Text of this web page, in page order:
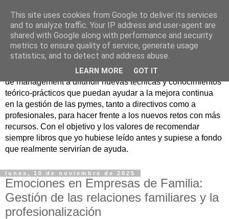
Nuevo Viernes - Nuevo
Libro
Nace con la misión de ayudar mediante la lectura de libros
de management a difundir nuevas técnicas y conocimientos
teórico-prácticos que puedan ayudar a la mejora continua
en la gestión de las pymes, tanto a directivos como a
profesionales, para hacer frente a los nuevos retos con más
recursos. Con el objetivo y los valores de recomendar
siempre libros que yo hubiese leído antes y supiese a fondo
que realmente servirían de ayuda.
lunes, 10 de noviembre de 2025
Emociones en Empresas de Familia:
Gestión de las relaciones familiares y la
profesionalización
This site uses cookies from Google to deliver its services
and to analyze traffic. Your IP address and user-agent are
shared with Google along with performance and security
metrics to ensure quality of service, generate usage
statistics, and to detect and address abuse.
LEARN MORE GOT IT